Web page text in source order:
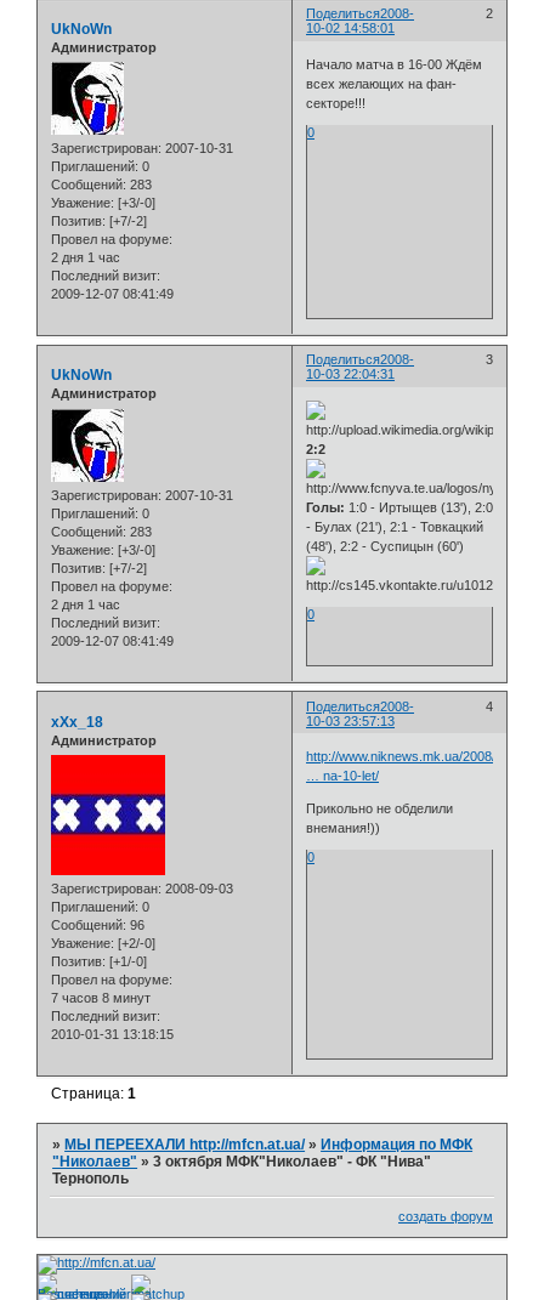
Поделиться 2
2008-
10-02 14:58:01
UkNoWn
Администратор
Зарегистрирован: 2007-10-31
Приглашений: 0
Сообщений: 283
Уважение: [+3/-0]
Позитив: [+7/-2]
Провел на форуме:
2 дня 1 час
Последний визит:
2009-12-07 08:41:49
Начало матча в 16-00 Ждём
всех желающих на фан-
секторе!!!
0
Поделиться 3
2008-
10-03 22:04:31
UkNoWn
Администратор
Зарегистрирован: 2007-10-31
Приглашений: 0
Сообщений: 283
Уважение: [+3/-0]
Позитив: [+7/-2]
Провел на форуме:
2 дня 1 час
Последний визит:
2009-12-07 08:41:49
2:2
Голы: 1:0 - Иртыщев (13'), 2:0
- Булах (21'), 2:1 - Товкацкий
(48'), 2:2 - Суспицын (60')
0
Поделиться 4
2008-
10-03 23:57:13
xXx_18
Администратор
Зарегистрирован: 2008-09-03
Приглашений: 0
Сообщений: 96
Уважение: [+2/-0]
Позитив: [+1/-0]
Провел на форуме:
7 часов 8 минут
Последний визит:
2010-01-31 13:18:15
http://www.niknews.mk.ua/2008/10/03/
… na-10-let/
Прикольно не обделили
внемания!))
0
Страница:1
»МЫ ПЕРЕЕХАЛИ http://mfcn.at.ua/ »Информация по МФК
"Николаев" »3 октября МФК"Николаев" - ФК "Нива"
Тернополь
создать форум